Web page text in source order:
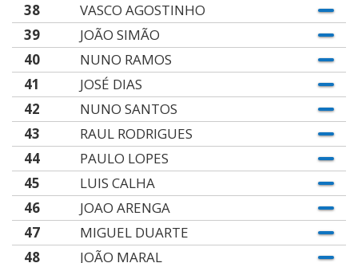
38
VASCO AGOSTINHO
39
JOÃO SIMÃO
40
NUNO RAMOS
41
JOSÉ DIAS
42
NUNO SANTOS
43
RAUL RODRIGUES
44
PAULO LOPES
45
LUIS CALHA
46
JOAO ARENGA
47
MIGUEL DUARTE
48
JOÃO MARAL